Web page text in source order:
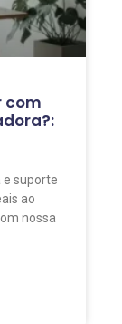
com
e suporte
ao
nossa